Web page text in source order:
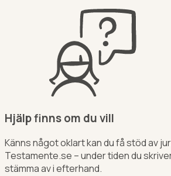
Hjälp finns om du vill
Känns något oklart kan du få stöd av
Testamente.se – under tiden du
stämma av i efterhand.